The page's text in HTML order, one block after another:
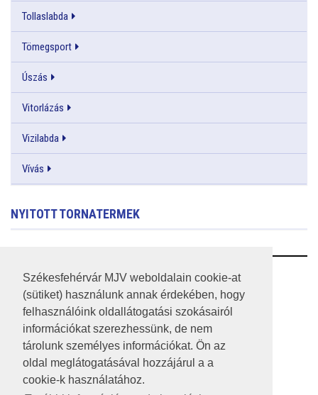
Székesfehérvár MJV weboldalain cookie-at
(sütiket) használunk annak érdekében, hogy
felhasználóink oldallátogatási szokásairól
információkat szerezhessünk, de nem
tárolunk személyes információkat. Ön az
oldal meglátogatásával hozzájárul a a
cookie-k használatához.
Tollaslabda
Tömegsport
Úszás
Vitorlázás
Vizilabda
Vívás
NYITOTT TORNATERMEK
RSS
A HONLAP 2017.03.31-I ÁLLAPOTA
JOGI NYILATKOZAT
IMPRESSZUM